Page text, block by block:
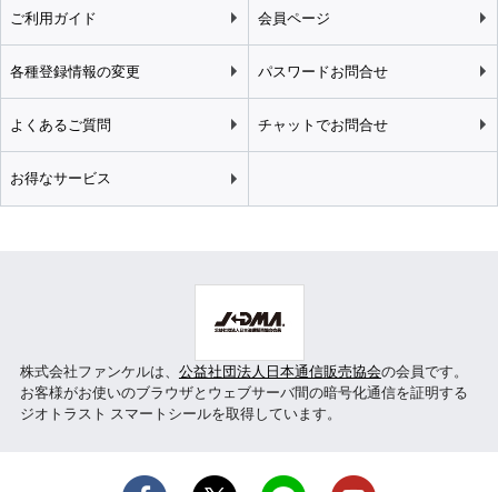
ご利用ガイド 会員ページ
各種登録情報の変更 パスワードお問合せ
よくあるご質問 チャットでお問合せ
お得なサービス
株式会社ファンケルは、 公益社団法人日本通信販売協会の会員です。
お客様がお使いのブラウザとウェブサーバ間の暗号化通信を証明する
ジオトラスト スマートシールを取得しています。